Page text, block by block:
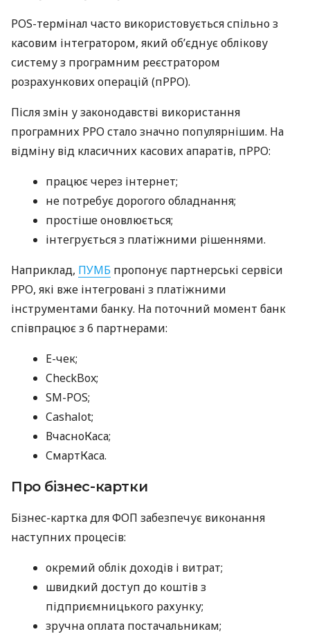
POS-термінал часто використовується спільно з
касовим інтегратором, який об’єднує облікову
систему з програмним реєстратором
розрахункових операцій (пРРО).
Після змін у законодавстві використання
програмних РРО стало значно популярнішим. На
відміну від класичних касових апаратів, пРРО:
працює через інтернет;
не потребує дорогого обладнання;
простіше оновлюється;
інтегрується з платіжними рішеннями.
Наприклад, ПУМБ пропонує партнерські сервіси
РРО, які вже інтегровані з платіжними
інструментами банку. На поточний момент банк
співпрацює з 6 партнерами:
E-чек;
CheckBox;
SM-POS;
Cashalot;
ВчасноКаса;
СмартКаса.
Про бізнес-картки
Бізнес-картка для ФОП забезпечує виконання
наступних процесів:
окремий облік доходів і витрат;
швидкий доступ до коштів з
підприємницького рахунку;
зручна оплата постачальникам;